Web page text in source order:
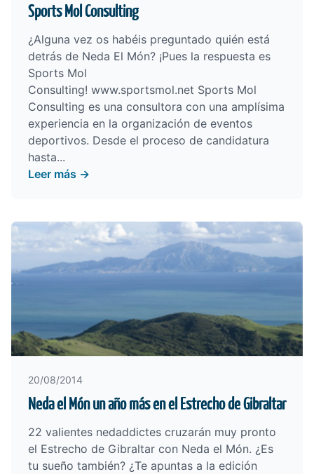
Sports Mol Consulting
¿Alguna vez os habéis preguntado quién está
detrás de Neda El Món? ¡Pues la respuesta es
Sports Mol
Consulting! www.sportsmol.net Sports Mol
Consulting es una consultora con una amplísima
experiencia en la organización de eventos
deportivos. Desde el proceso de candidatura
hasta...
Leer más →
20/08/2014
Neda el Món un año más en el Estrecho de Gibraltar
22 valientes nedaddictes cruzarán muy pronto
el Estrecho de Gibraltar con Neda el Món. ¿Es
tu sueño también? ¿Te apuntas a la edición